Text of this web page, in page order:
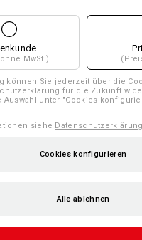
MwSt.)
können Sie jederzeit über die
für die Zukunft
Auswahl unter "Cookies
siehe Datenschutzerklärung
Cookies konfigurieren
Alle ablehnen